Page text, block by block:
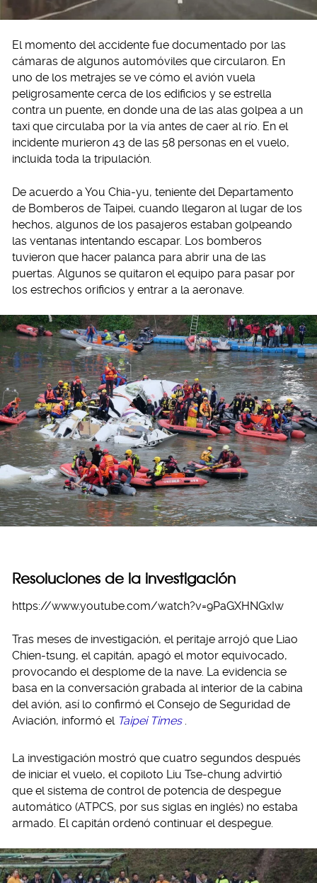
El momento del accidente fue documentado por las
cámaras de algunos automóviles que circularon. En
uno de los metrajes se ve cómo el avión vuela
peligrosamente cerca de los edificios y se estrella
contra un puente, en donde una de las alas golpea a un
taxi que circulaba por la vía antes de caer al río. En el
incidente murieron 43 de las 58 personas en el vuelo,
incluida toda la tripulación.
De acuerdo a You Chia-yu, teniente del Departamento
de Bomberos de Taipei, cuando llegaron al lugar de los
hechos, algunos de los pasajeros estaban golpeando
las ventanas intentando escapar. Los bomberos
tuvieron que hacer palanca para abrir una de las
puertas. Algunos se quitaron el equipo para pasar por
los estrechos orificios y entrar a la aeronave.
Resoluciones de la investigación
https://www.youtube.com/watch?v=9PaGXHNGxIw
Tras meses de investigación, el peritaje arrojó que Liao
Chien-tsung, el capitán, apagó el motor equivocado,
provocando el desplome de la nave. La evidencia se
basa en la conversación grabada al interior de la cabina
del avión, así lo confirmó el Consejo de Seguridad de
Aviación, informó el Taipei Times
La investigación mostró que cuatro segundos después
de iniciar el vuelo, el copiloto Liu Tse-chung advirtió
que el sistema de control de potencia de despegue
automático (ATPCS, por sus siglas en inglés) no estaba
armado. El capitán ordenó continuar el despegue.